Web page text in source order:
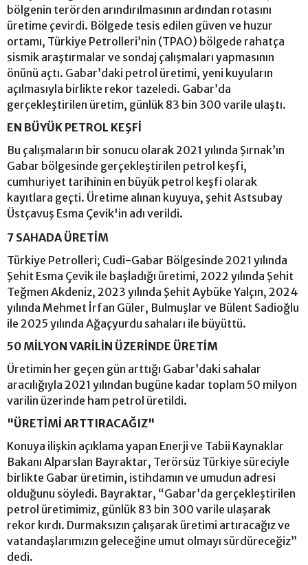
bölgenin terörden arındırılmasının ardından rotasını
üretime çevirdi. Bölgede tesis edilen güven ve huzur
ortamı, Türkiye Petrolleri’nin (TPAO) bölgede rahatça
sismik araştırmalar ve sondaj çalışmaları yapmasının
önünü açtı. Gabar’daki petrol üretimi, yeni kuyuların
açılmasıyla birlikte rekor tazeledi. Gabar’da
gerçekleştirilen üretim, günlük 83 bin 300 varile ulaştı.
EN BÜYÜK PETROL KEŞFİ
Bu çalışmaların bir sonucu olarak 2021 yılında Şırnak’ın
Gabar bölgesinde gerçekleştirilen petrol keşfi,
cumhuriyet tarihinin en büyük petrol keşfi olarak
kayıtlara geçti. Üretime alınan kuyuya, şehit Astsubay
Üstçavuş Esma Çevik'in adı verildi.
7 SAHADA ÜRETİM
Türkiye Petrolleri; Cudi-Gabar Bölgesinde 2021 yılında
Şehit Esma Çevik ile başladığı üretimi, 2022 yılında Şehit
Teğmen Akdeniz, 2023 yılında Şehit Aybüke Yalçın, 2024
yılında Mehmet İrfan Güler, Bulmuşlar ve Bülent Sadioğlu
ile 2025 yılında Ağaçyurdu sahaları ile büyüttü.
50 MİLYON VARİLİN ÜZERİNDE ÜRETİM
Üretimin her geçen gün arttığı Gabar’daki sahalar
aracılığıyla 2021 yılından bugüne kadar toplam 50 milyon
varilin üzerinde ham petrol üretildi.
"ÜRETİMİ ARTTIRACAĞIZ"
Konuya ilişkin açıklama yapan Enerji ve Tabii Kaynaklar
Bakanı Alparslan Bayraktar, Terörsüz Türkiye süreciyle
birlikte Gabar üretimin, istihdamın ve umudun adresi
olduğunu söyledi. Bayraktar, “Gabar’da gerçekleştirilen
petrol üretimimiz, günlük 83 bin 300 varile ulaşarak
rekor kırdı. Durmaksızın çalışarak üretimi artıracağız ve
vatandaşlarımızın geleceğine umut olmayı sürdüreceğiz”
dedi.